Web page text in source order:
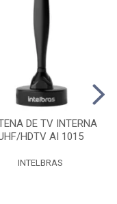
DE TV INTERNA
HDTV AI 1015
INTELBRAS